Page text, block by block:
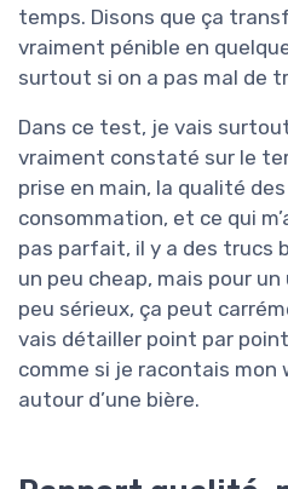
temps. Disons que ça
vraiment pénible en
surtout si on a pas mal de
Dans ce test, je vais
vraiment constaté sur le
prise en main, la qualité
consommation, et ce qui
pas parfait, il y a des trucs
un peu cheap, mais pour
peu sérieux, ça peut
vais détailler point par
comme si je racontais mon
autour d’une bière.